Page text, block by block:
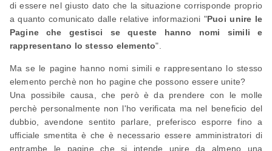
di essere nel giusto dato che la situazione corrisponde proprio
a quanto comunicato dalle relative informazioni "Puoi unire le
Pagine che gestisci se queste hanno nomi simili e
rappresentano lo stesso elemento".
Ma se le pagine hanno nomi simili e rappresentano lo stesso
elemento perchè non ho pagine che possono essere unite?
Una possibile causa, che però è da prendere con le molle
perchè personalmente non l'ho verificata ma nel beneficio del
dubbio, avendone sentito parlare, preferisco esporre fino a
ufficiale smentita è che è necessario essere amministratori di
entrambe le pagine che si intende unire da almeno una